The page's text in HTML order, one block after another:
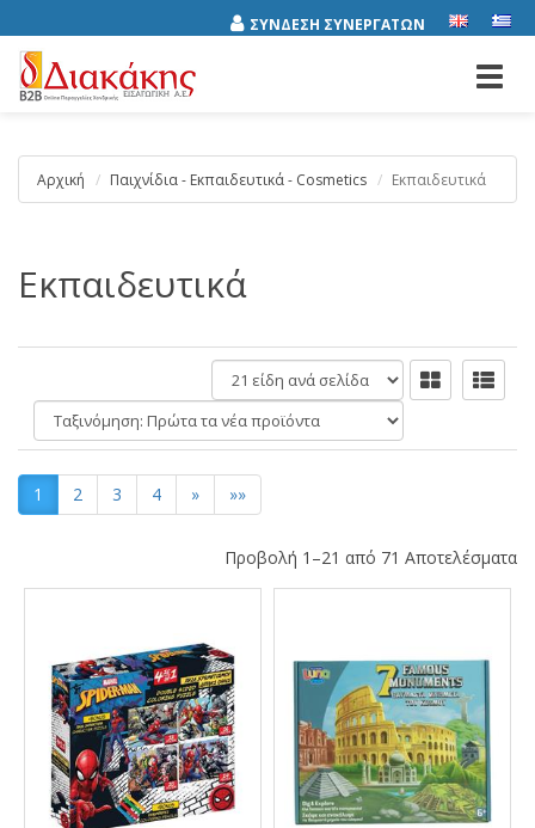
ΣΥΝΔΕΣΗ ΣΥΝΕΡΓΑΤΩΝ
Αρχική Παιχνίδια - Εκπαιδευτικά - Cosmetics Εκπαιδευτικά
Εκπαιδευτικά
είδη
ανά
σελίδα
Ταξινόμηση:
1 2 3 4 » »»
Προβολή 1–21 από 71 Αποτελέσματα
Αποτελέσματα